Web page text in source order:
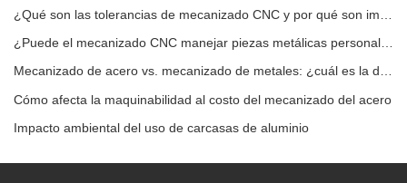
Mecanizado de acero vs. mecanizado de metales: ¿cuál es la diferencia?
Cómo afecta la maquinabilidad al costo del mecanizado del acero
Impacto ambiental del uso de carcasas de aluminio